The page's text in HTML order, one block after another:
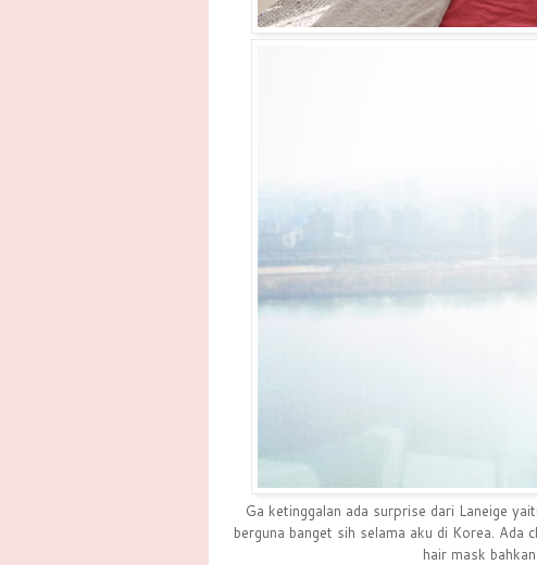
Ga ketinggalan ada surprise dari Laneige
berguna banget sih selama aku di Korea. Ada
hair mask